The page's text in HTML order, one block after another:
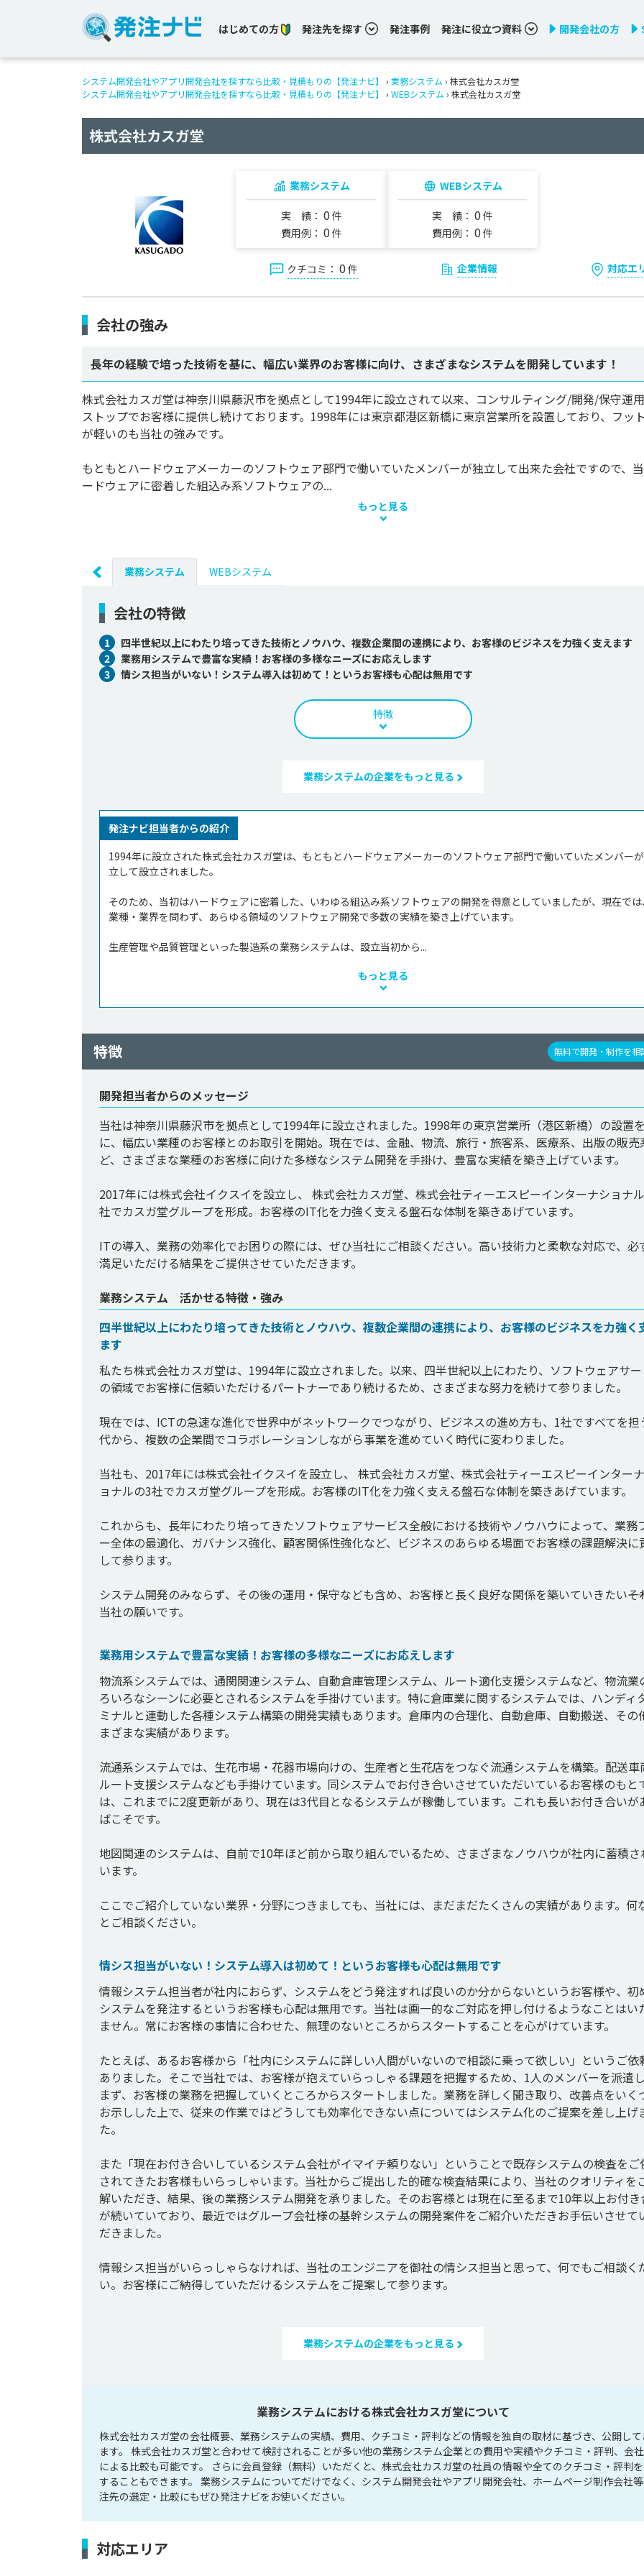
はじめての方 発注先を探す 発注事例 発注に役立つ資料 開発会社の方
システム開発会社やアプリ開発会社を探すなら比較・見積もりの【発注ナビ】 › 業務システム › 株式会社カスガ堂
システム開発会社やアプリ開発会社を探すなら比較・見積もりの【発注ナビ】
› WEBシステム › 株式会社カスガ堂
株式会社カスガ堂
業務システム
実 績： 0 件
費用例： 0 件
WEBシステム
実 績： 0 件
費用例： 0 件
クチコミ： 0 件 企業情報 対応エ
会社の強み
長年の経験で培った技術を基に、幅広い業界のお客様に向け、さまざまなシステムを開発しています！
株式会社カスガ堂は神奈川県藤沢市を拠点として1994年に設立されて以来、コンサルティング/開発/保守運
ストップでお客様に提供し続けております。1998年には東京都港区新橋に東京営業所を設置しており、フッ
が軽いのも当社の強みです。
もともとハードウェアメーカーのソフトウェア部門で働いていたメンバーが独立して出来た会社ですので、
ードウェアに密着した組込み系ソフトウェアの...
もっと見る
業務システム WEBシステム
会社の特徴
1
四半世紀以上にわたり培ってきた技術とノウハウ、複数企業間の連携により、お客様のビジネスを力強く支えます
2
業務用システムで豊富な実績！お客様の多様なニーズにお応えします
3
情シス担当がいない！システム導入は初めて！というお客様も心配は無用です
特徴
業務システムの企業をもっと見る
発注ナビ担当者からの紹介
1994年に設立された株式会社カスガ堂は、もともとハードウェアメーカーのソフトウェア部門で働いていたメンバー
立して設立されました。
そのため、当初はハードウェアに密着した、いわゆる組込み系ソフトウェアの開発を得意としていましたが、現在で
業種・業界を問わず、あらゆる領域のソフトウェア開発で多数の実績を築き上げています。
生産管理や品質管理といった製造系の業務システムは、設立当初から...
もっと見る
特徴 無料で開発・制作を相
開発担当者からのメッセージ
当社は神奈川県藤沢市を拠点として1994年に設立されました。1998年の東京営業所（港区新橋）の設置
に、幅広い業種のお客様とのお取引を開始。現在では、金融、物流、旅行・旅客系、医療系、出版の販売
ど、さまざまな業種のお客様に向けた多様なシステム開発を手掛け、豊富な実績を築き上げています。
2017年には株式会社イクスイを設立し、 株式会社カスガ堂、株式会社ティーエスピーインターナショナ
社でカスガ堂グループを形成。お客様のIT化を力強く支える盤石な体制を築きあげています。
ITの導入、業務の効率化でお困りの際には、ぜひ当社にご相談ください。高い技術力と柔軟な対応で、必
満足いただける結果をご提供させていただきます。
業務システム 活かせる特徴・強み
四半世紀以上にわたり培ってきた技術とノウハウ、複数企業間の連携により、お客様のビジネスを力強く
ます
私たち株式会社カスガ堂は、1994年に設立されました。以来、四半世紀以上にわたり、ソフトウェアサ
の領域でお客様に信頼いただけるパートナーであり続けるため、さまざまな努力を続けて参りました。
現在では、ICTの急速な進化で世界中がネットワークでつながり、ビジネスの進め方も、1社ですべてを担
代から、複数の企業間でコラボレーションしながら事業を進めていく時代に変わりました。
当社も、2017年には株式会社イクスイを設立し、 株式会社カスガ堂、株式会社ティーエスピーインター
ョナルの3社でカスガ堂グループを形成。お客様のIT化を力強く支える盤石な体制を築きあげています。
これからも、長年にわたり培ってきたソフトウェアサービス全般における技術やノウハウによって、業務
ー全体の最適化、ガバナンス強化、顧客関係性強化など、ビジネスのあらゆる場面でお客様の課題解決に
して参ります。
システム開発のみならず、その後の運用・保守なども含め、お客様と長く良好な関係を築いていきたい――そ
当社の願いです。
業務用システムで豊富な実績！お客様の多様なニーズにお応えします
物流系システムでは、通関関連システム、自動倉庫管理システム、ルート適化支援システムなど、物流業
ろいろなシーンに必要とされるシステムを手掛けています。特に倉庫業に関するシステムでは、ハンディ
ミナルと連動した各種システム構築の開発実績もあります。倉庫内の合理化、自動倉庫、自動搬送、その
まざまな実績があります。
流通系システムでは、生花市場・花器市場向けの、生産者と生花店をつなぐ流通システムを構築。配送車
ルート支援システムなども手掛けています。同システムでお付き合いさせていただいているお客様のもと
は、これまでに2度更新があり、現在は3代目となるシステムが稼働しています。これも長いお付き合いが
ばこそです。
地図関連のシステムは、自前で10年ほど前から取り組んでいるため、さまざまなノウハウが社内に蓄積さ
います。
ここでご紹介していない業界・分野につきましても、当社には、まだまだたくさんの実績があります。何
とご相談ください。
情シス担当がいない！システム導入は初めて！というお客様も心配は無用です
情報システム担当者が社内におらず、システムをどう発注すれば良いのか分からないというお客様や、初
システムを発注するというお客様も心配は無用です。当社は画一的なご対応を押し付けるようなことはい
ません。常にお客様の事情に合わせた、無理のないところからスタートすることを心がけています。
たとえば、あるお客様から「社内にシステムに詳しい人間がいないので相談に乗って欲しい」というご依
ありました。そこで当社では、お客様が抱えていらっしゃる課題を把握するため、1人のメンバーを派遣
まず、お客様の業務を把握していくところからスタートしました。業務を詳しく聞き取り、改善点をいく
お示しした上で、従来の作業ではどうしても効率化できない点についてはシステム化のご提案を差し上げ
た。
また「現在お付き合いしているシステム会社がイマイチ頼りない」ということで既存システムの検査をご
されてきたお客様もいらっしゃいます。当社からご提出した的確な検査結果により、当社のクオリティを
解いただき、結果、後の業務システム開発を承りました。そのお客様とは現在に至るまで10年以上お付き
が続いていており、最近ではグループ会社様の基幹システムの開発案件をご紹介いただきお手伝いさせて
だきました。
情報シス担当がいらっしゃらなければ、当社のエンジニアを御社の情シス担当と思って、何でもご相談く
い。お客様にご納得していただけるシステムをご提案して参ります。
業務システムの企業をもっと見る
業務システムにおける株式会社カスガ堂について
株式会社カスガ堂の会社概要、業務システムの実績、費用、クチコミ・評判などの情報を独自の取材に基づき、公開し
ます。 株式会社カスガ堂と合わせて検討されることが多い他の業務システム企業との費用や実績やクチコミ・評判、会
による比較も可能です。 さらに会員登録（無料）いただくと、株式会社カスガ堂の社員の情報や全てのクチコミ・評判
することもできます。 業務システムについてだけでなく、システム開発会社やアプリ開発会社、ホームページ制作会社
注先の選定・比較にもぜひ発注ナビをお使いください。
対応エリア